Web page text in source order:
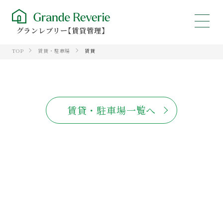
グランレブリー【賃貸管理】
TOP 賃貸・駐車場 賃貸
賃貸・駐車場一覧へ